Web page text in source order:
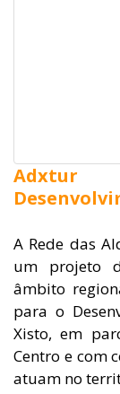
A Rede das
um projeto
âmbito
para o
Xisto, em
Centro e com
atuam no